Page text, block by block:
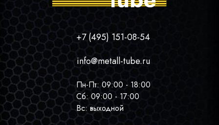
+7 (495) 151-08-54
info@metall-tube.ru
Пн-Пт: 09:00 - 18:00
Сб: 09:00 - 17:00
Вс: выходной